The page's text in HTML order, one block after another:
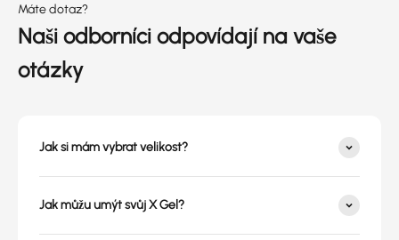
Máte dotaz?
Naši odborníci odpovídají na vaše
otázky
Jak si mám vybrat velikost?
Jak můžu umýt svůj X Gel?